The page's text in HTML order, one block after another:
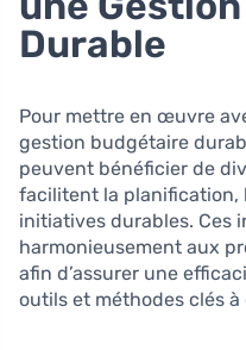
Durable
Pour mettre en œuvre
gestion budgétaire
peuvent bénéficier de
facilitent la planification,
initiatives durables. Ces
harmonieusement aux
afin d’assurer une
outils et méthodes clés à